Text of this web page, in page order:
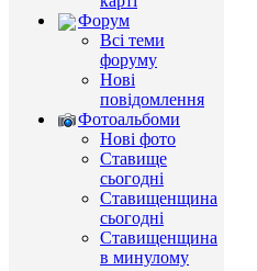
Форум
Всі теми
форуму
Нові
повідомлення
Фотоальбоми
Нові фото
Ставище
сьогодні
Ставищенщина
сьогодні
Ставищенщина
в минулому